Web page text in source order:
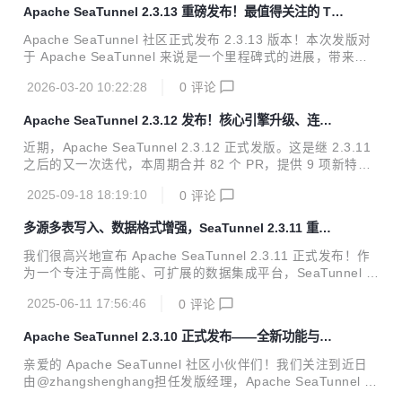
Apache SeaTunnel 2.3.13 重磅发布！最值得关注的 To
p 10 功能更新
Apache SeaTunnel 社区正式发布 2.3.13 版本！本次发版对
于 Apache SeaTunnel 来说是一个里程碑式的进展，带来了
表同步能力、AI Embedding Transform、更加丰富的连接器
同步到 Lakehouse，SeaTunnel 都能更高效、更稳定、更智
能地支持你的数据集成工作。 感谢 50+ 社区贡献者 的辛勤付
出，本次版本包含 100+ PR 的功能新增、优化与 Bug 修复。
2026-03-20 10:22:28 0 评论
Apache SeaTunnel 2.3.12 发布！核心引擎升级、连接
器生态再扩张
近期，Apache SeaTunnel 2.3.12 正式发版。这是继 2.3.11
之后的又一次迭代，本周期合并 82 个 PR，提供 9 项新特
核心改进集中在 SensorsData 与 Databend 生态接入，Paim
QL Transform 语法与向量函数增强，以及 Zeta 引擎 Checkp
oint 细粒度监控及 REST 接口易用性提升等方面。 亮点一览
Apache SeaTunnel 2.3.12 亮点很多，以下为归类整理： 新
2025-09-18 18:19:10 0 评论
多源多表写入、数据格式增强，SeaTunnel 2.3.11 重磅
更新来了！
我们很高兴地宣布 Apache SeaTunnel 2.3.11 正式发布！作
为一个专注于高性能、可扩展的数据集成平台，SeaTunnel 始
数据处理能力。本次 2.3.11 版本在稳定性、易用性、连接器
支持更多新型数据源与目标端、多表写入、复杂格式支持，还
是对关键 Bug 的修复与文档优化，本次更新都体现了社区对
用户反馈的快速响应和持续进化的能力。下面让我们一起来详
细了解 2.3.11 的亮点内容。 功能更新 Highlights 新增连接器
2025-06-11 17:56:46 0 评论
Apache SeaTunnel 2.3.10 正式发布——全新功能与多
项改进，助力数据集成再升级！
亲爱的 Apache SeaTunnel 社区小伙伴们！我们关注到近日
由@zhangshenghang担任发版经理，Apache SeaTunnel 2.